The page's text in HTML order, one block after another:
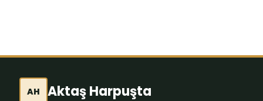
AH Aktaş Harpuşta